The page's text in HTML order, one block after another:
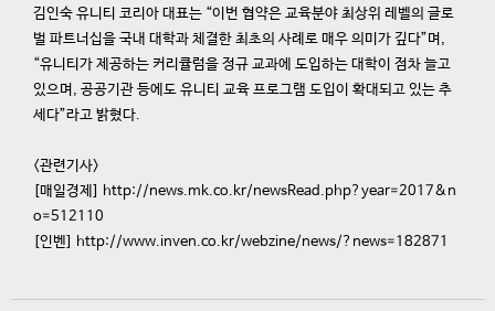
김인숙 유니티 코리아 대표는 “이번 협약은 교육분야 최상위 레벨의 글로
벌 파트너십을 국내 대학과 체결한 최초의 사례로 매우 의미가 깊다”며,
“유니티가 제공하는 커리큘럼을 정규 교과에 도입하는 대학이 점차 늘고
있으며, 공공기관 등에도 유니티 교육 프로그램 도입이 확대되고 있는 추
세다”라고 밝혔다.
<관련기사>
[매일경제] http://news.mk.co.kr/newsRead.php?year=2017&n
o=512110
[인벤] http://www.inven.co.kr/webzine/news/?news=182871